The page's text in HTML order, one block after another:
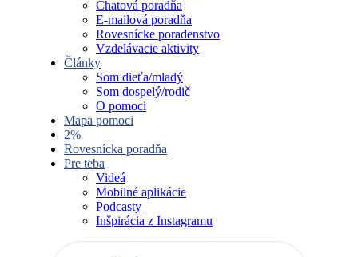
Chatová poradňa
E-mailová poradňa
Rovesnícke poradenstvo
Vzdelávacie aktivity
Články
Som dieťa/mladý
Som dospelý/rodič
O pomoci
Mapa pomoci
2%
Rovesnícka poradňa
Pre teba
Videá
Mobilné aplikácie
Podcasty
Inšpirácia z Instagramu